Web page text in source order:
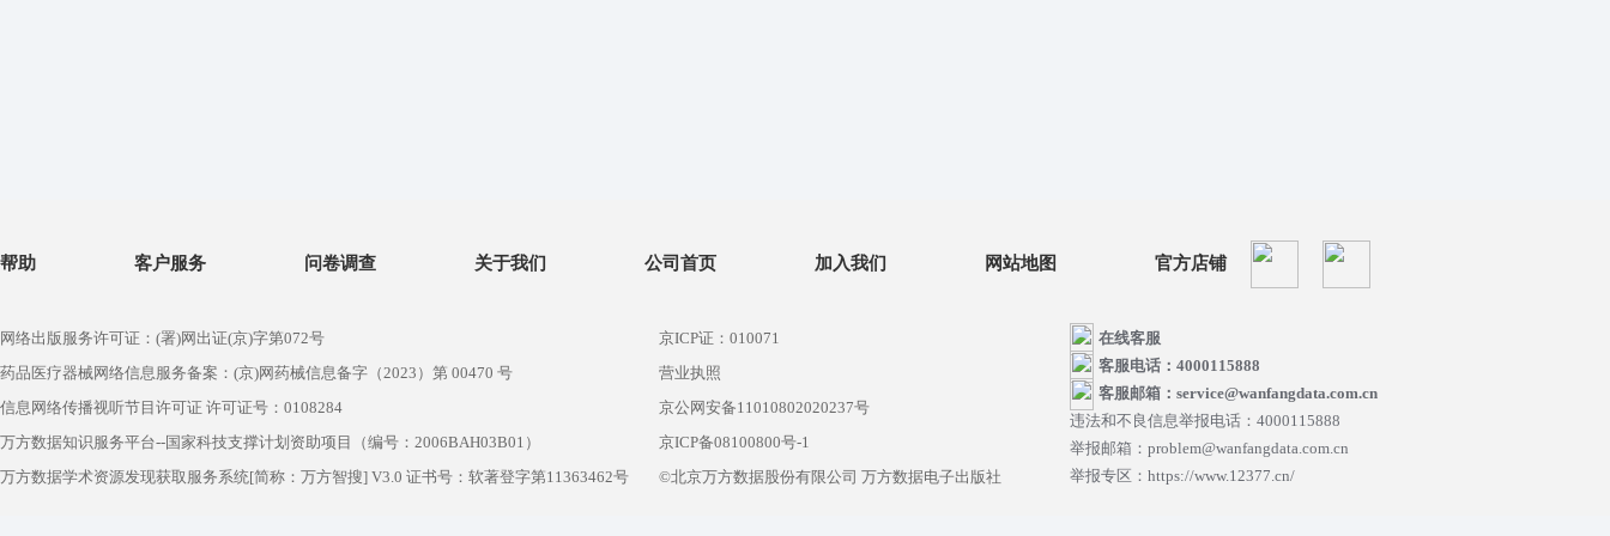
帮助 客户服务 问卷调查 关于我们 公司首页 加入我们 网站地图 官方店铺
网络出版服务许可证：(署)网出证(京)字第072号
药品医疗器械网络信息服务备案：(京)网药械信息备字（2023）第 00470 号
信息网络传播视听节目许可证 许可证号：0108284
万方数据知识服务平台--国家科技支撑计划资助项目（编号：2006BAH03B01）
万方数据学术资源发现获取服务系统[简称：万方智搜] V3.0 证书号：软著登字第11363462号
京ICP证：010071
营业执照
京公网安备11010802020237号
京ICP备08100800号-1
©北京万方数据股份有限公司 万方数据电子出版社
在线客服
客服电话：4000115888
客服邮箱：service@wanfangdata.com.cn
违法和不良信息举报电话：4000115888
举报邮箱：problem@wanfangdata.com.cn
举报专区：https://www.12377.cn/